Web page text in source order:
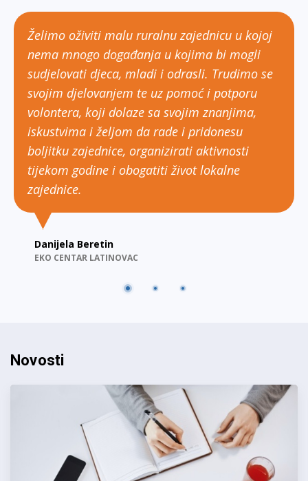
Želimo oživiti malu ruralnu zajednicu u kojoj
nema mnogo događanja u kojima bi mogli
sudjelovati djeca, mladi i odrasli. Trudimo se
svojim djelovanjem te uz pomoć i potporu
volontera, koji dolaze sa svojim znanjima,
iskustvima i željom da rade i pridonesu
boljitku zajednice, organizirati aktivnosti
tijekom godine i obogatiti život lokalne
zajednice.
Danijela Beretin
EKO CENTAR LATINOVAC
Goran Biličić, Info zona
Hana Galogaža Lanča
Novosti